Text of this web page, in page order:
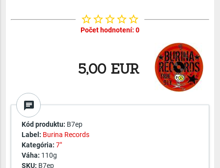
star_borderstar_borderstar_borderstar_borderstar_border
Počet hodnotení: 0
5,00 EUR
chat
Kód produktu: B7ep
Label: Burina Records
Kategória: 7"
Váha: 110g
SKU: B7ep